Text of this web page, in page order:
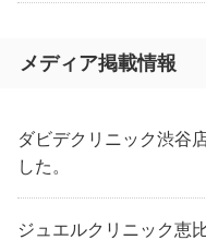
メディア掲載情報
ダビデクリニック渋谷
した。
ジュエルクリニック恵